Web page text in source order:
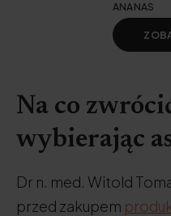
ANANAS
Na co
wybierając
Dr n. med. Witold
przed zakupem